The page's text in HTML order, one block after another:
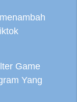
Game
Yang